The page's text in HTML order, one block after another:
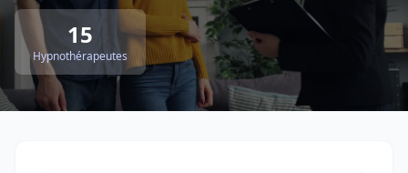
15
Hypnothérapeutes